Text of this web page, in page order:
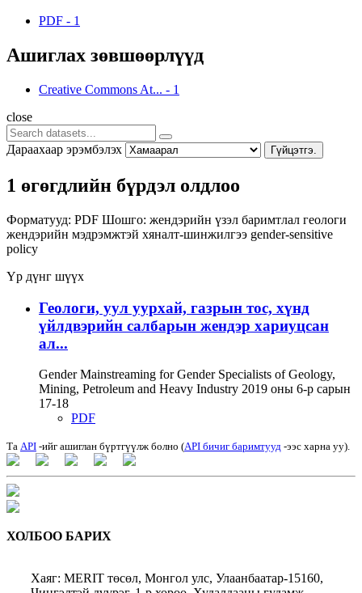
PDF - 1
Ашиглах зөвшөөрлүүд
Creative Commons At... - 1
close
Дараахаар эрэмбэлэх Гүйцэтгэ.
1 өгөгдлийн бүрдэл олдлоо
Форматууд: PDF Шошго: жендэрийн үзэл баримтлал геологи
жендэрийн мэдрэмжтэй хяналт-шинжилгээ gender-sensitive
policy
Үр дүнг шүүх
Геологи, уул уурхай, газрын тос, хүнд
үйлдвэрийн салбарын жендэр хариуцсан
ал...
Gender Mainstreaming for Gender Specialists of Geology,
Mining, Petroleum and Heavy Industry 2019 оны 6-р сарын
17-18
PDF
Та API -ийг ашиглан бүртгүүлж болно (API бичиг баримтууд -ээс харна уу).
ХОЛБОО БАРИХ
Хаяг: MERIT төсөл, Монгол улс, Улаанбаатар-15160,